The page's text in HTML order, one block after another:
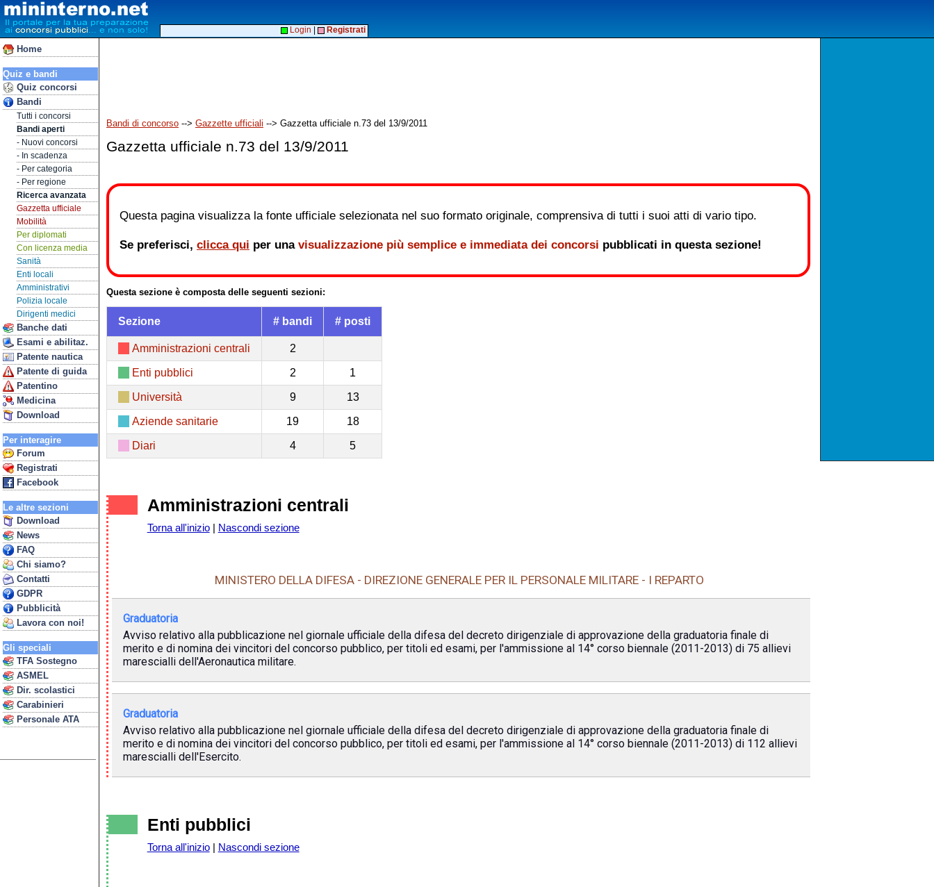
Home
Quiz e bandi
Quiz concorsi
Bandi
Tutti i concorsi
Bandi aperti
- Nuovi concorsi
- In scadenza
- Per categoria
- Per regione
Ricerca avanzata
Gazzetta ufficiale
Mobilità
Per diplomati
Con licenza media
Sanità
Enti locali
Amministrativi
Polizia locale
Dirigenti medici
Banche dati
Esami e abilitaz.
Patente nautica
Patente di guida
Patentino
Medicina
Download
Per interagire
Forum
Registrati
Facebook
Le altre sezioni
Download
News
FAQ
Chi siamo?
Contatti
GDPR
Pubblicità
Lavora con noi!
Gli speciali
TFA Sostegno
ASMEL
Dir. scolastici
Carabinieri
Personale ATA
Login Registrati
Bandi di concorso --> Gazzette ufficiali --> Gazzetta ufficiale n.73 del 13/9/2011
Gazzetta ufficiale n.73 del 13/9/2011
Questa pagina visualizza la fonte ufficiale selezionata nel suo formato originale, comprensiva di tutti i suoi atti di vario tipo.
Se preferisci, clicca qui per una visualizzazione più semplice e immediata dei concorsi pubblicati in questa sezione!
Questa sezione è composta delle seguenti sezioni:
Sezione # bandi # posti
Amministrazioni centrali 2
Enti pubblici 2 1
Università 9 13
Aziende sanitarie 19 18
Diari 4 5
Amministrazioni centrali
Torna all'inizio| Nascondi sezione
MINISTERO DELLA DIFESA - DIREZIONE GENERALE PER IL PERSONALE MILITARE - I REPARTO
Graduatoria
Avviso relativo alla pubblicazione nel giornale ufficiale della difesa del decreto dirigenziale di approvazione della graduatoria finale di
merito e di nomina dei vincitori del concorso pubblico, per titoli ed esami, per l'ammissione al 14° corso biennale (2011-2013) di 75 allievi
marescialli dell'Aeronautica militare.
Graduatoria
Avviso relativo alla pubblicazione nel giornale ufficiale della difesa del decreto dirigenziale di approvazione della graduatoria finale di
merito e di nomina dei vincitori del concorso pubblico, per titoli ed esami, per l'ammissione al 14° corso biennale (2011-2013) di 112 allievi
marescialli dell'Esercito.
Enti pubblici
Torna all'inizio| Nascondi sezione